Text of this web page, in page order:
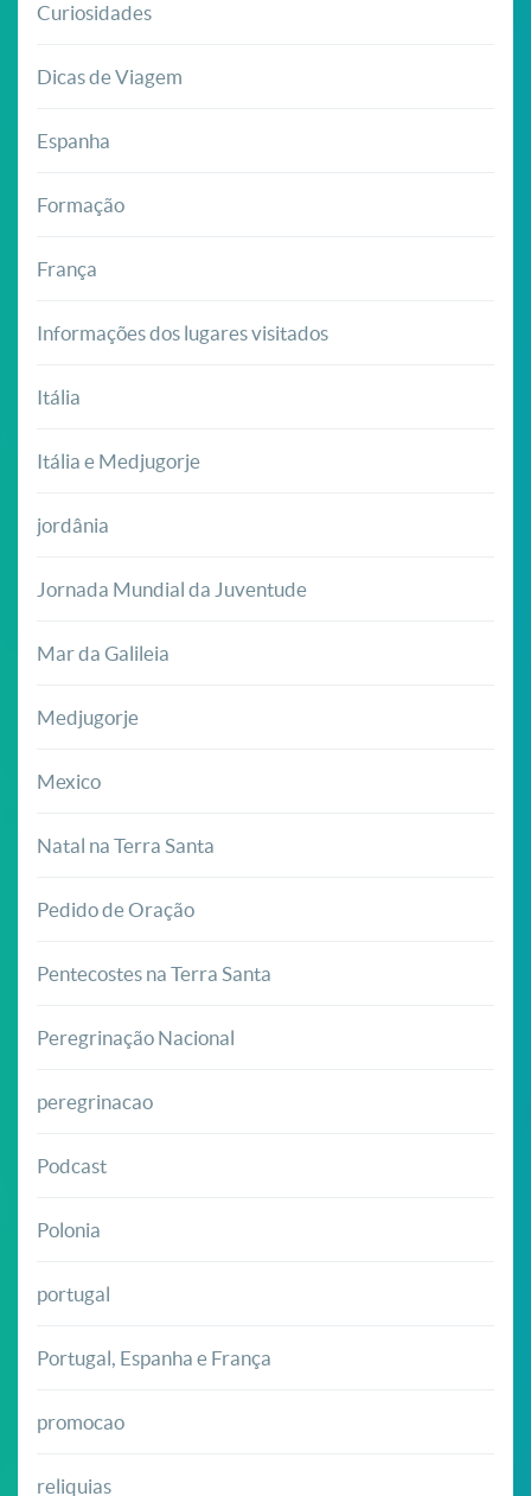
Curiosidades
Dicas de Viagem
Espanha
Formação
França
Informações dos lugares visitados
Itália
Itália e Medjugorje
jordânia
Jornada Mundial da Juventude
Mar da Galileia
Medjugorje
Mexico
Natal na Terra Santa
Pedido de Oração
Pentecostes na Terra Santa
Peregrinação Nacional
peregrinacao
Podcast
Polonia
portugal
Portugal, Espanha e França
promocao
reliquias